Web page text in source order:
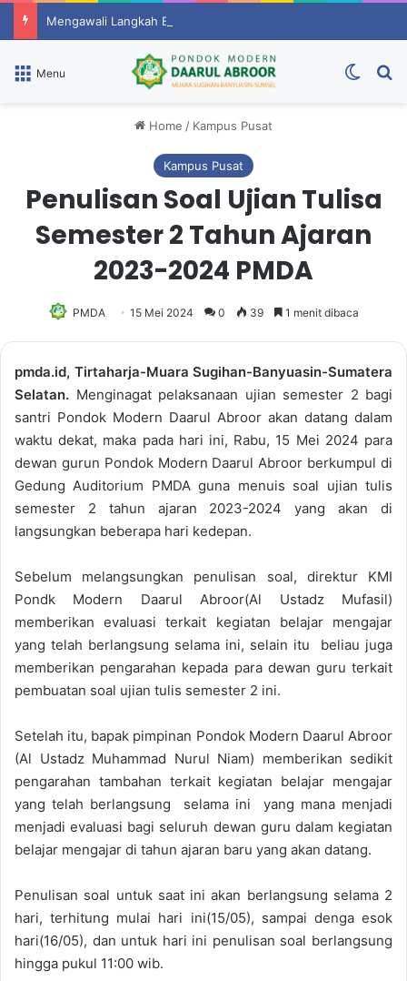
Menu
Home / Kampus Pusat
Kampus Pusat
Penulisan Soal Ujian Tulisa
Semester 2 Tahun Ajaran
2023-2024 PMDA
PMDA 15 Mei 2024 0 39 1 menit dibaca
pmda.id, Tirtaharja-Muara Sugihan-Banyuasin-Sumatera
Selatan. Menginagat pelaksanaan ujian semester 2 bagi
santri Pondok Modern Daarul Abroor akan datang dalam
waktu dekat, maka pada hari ini, Rabu, 15 Mei 2024 para
dewan gurun Pondok Modern Daarul Abroor berkumpul di
Gedung Auditorium PMDA guna menuis soal ujian tulis
semester 2 tahun ajaran 2023-2024 yang akan di
langsungkan beberapa hari kedepan.
Sebelum melangsungkan penulisan soal, direktur KMI
Pondk Modern Daarul Abroor(Al Ustadz Mufasil)
memberikan evaluasi terkait kegiatan belajar mengajar
yang telah berlangsung selama ini, selain itu beliau juga
memberikan pengarahan kepada para dewan guru terkait
pembuatan soal ujian tulis semester 2 ini.
Setelah itu, bapak pimpinan Pondok Modern Daarul Abroor
(Al Ustadz Muhammad Nurul Niam) memberikan sedikit
pengarahan tambahan terkait kegiatan belajar mengajar
yang telah berlangsung selama ini yang mana menjadi
menjadi evaluasi bagi seluruh dewan guru dalam kegiatan
belajar mengajar di tahun ajaran baru yang akan datang.
Penulisan soal untuk saat ini akan berlangsung selama 2
hari, terhitung mulai hari ini(15/05), sampai denga esok
hari(16/05), dan untuk hari ini penulisan soal berlangsung
hingga pukul 11:00 wib.